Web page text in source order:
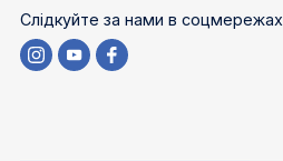
Слідкуйте за нами в соцмережах